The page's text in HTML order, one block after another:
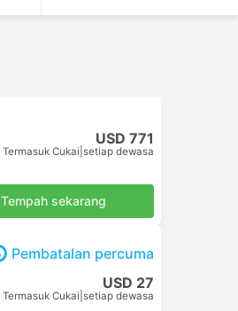
USD 771
Termasuk Cukai setiap dewasa
Tempah sekarang
Pembatalan percuma
USD 27
Termasuk Cukai setiap dewasa